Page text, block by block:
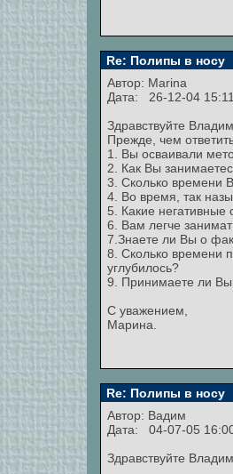
Re: Полипы в носу
Автор: Marina
Дата: 26-12-04 15:11
Здравствуйте
Прежде, чем
1. Вы осваивали
2. Как Вы
3. Сколько времени
4. Во время, так
5. Какие
6. Вам легче
7.Знаете ли Вы о
8. Сколько времени
углубилось?
9. Принимаете ли Вы
С уважением,
Марина.
Re: Полипы в носу
Автор: Вадим
Дата: 04-07-05
Здравствуйте